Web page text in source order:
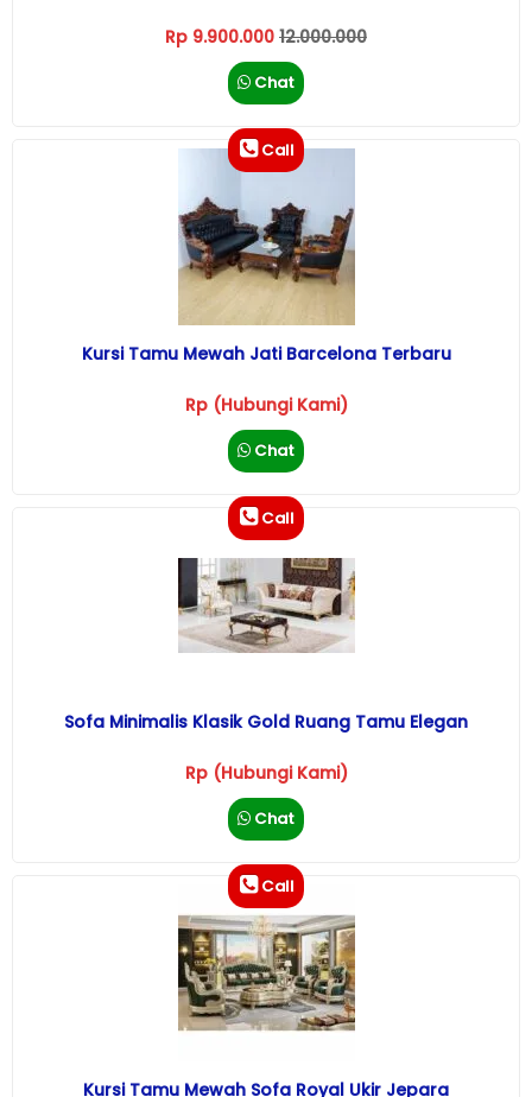
Rp 9.900.000 12.000.000
Chat
Call
Kursi Tamu Mewah Jati Barcelona Terbaru
Rp (Hubungi Kami)
Chat
Call
Sofa Minimalis Klasik Gold Ruang Tamu Elegan
Rp (Hubungi Kami)
Chat
Call
Kursi Tamu Mewah Sofa Royal Ukir Jepara